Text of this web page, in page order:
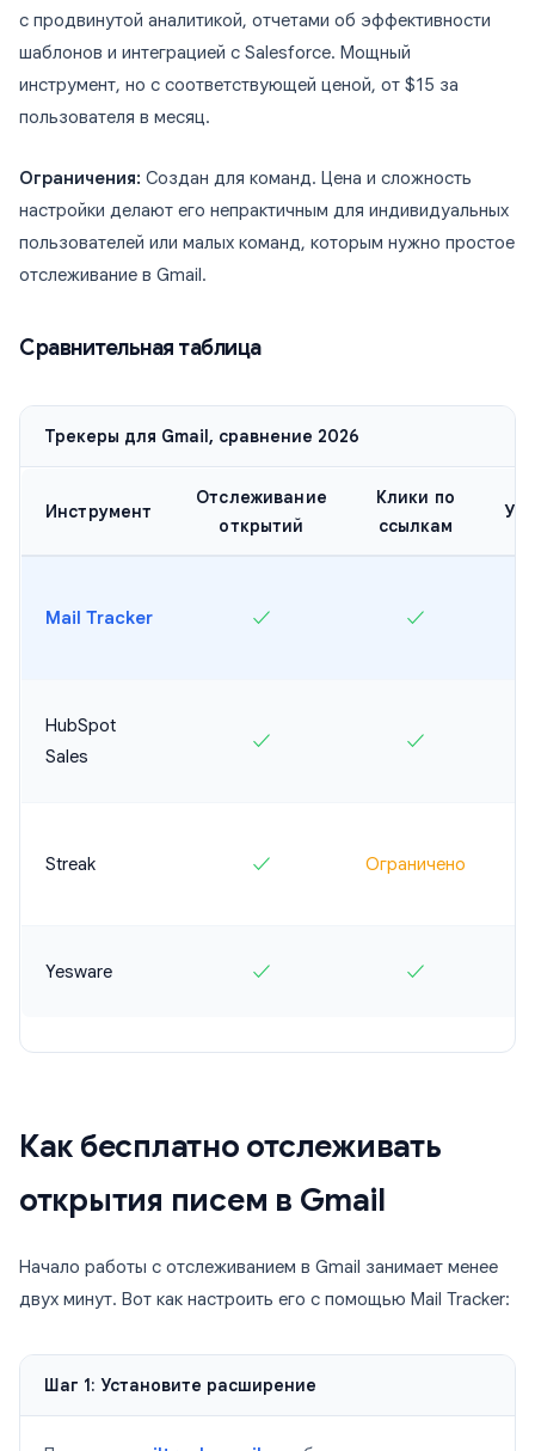
с продвинутой аналитикой, отчетами об эффективности
шаблонов и интеграцией с Salesforce. Мощный
инструмент, но с соответствующей ценой, от $15 за
пользователя в месяц.
Ограничения: Создан для команд. Цена и сложность
настройки делают его непрактичным для индивидуальных
пользователей или малых команд, которым нужно простое
отслеживание в Gmail.
Сравнительная таблица
Трекеры для Gmail, сравнение 2026
Инструмент
Отслеживание
открытий
Клики по
ссылкам
Mail Tracker ✓ ✓
HubSpot
Sales
✓ ✓
Streak ✓ Ограничено
Yesware ✓ ✓
Как бесплатно отслеживать
открытия писем в Gmail
Начало работы с отслеживанием в Gmail занимает менее
двух минут. Вот как настроить его с помощью Mail Tracker:
Шаг 1: Установите расширение